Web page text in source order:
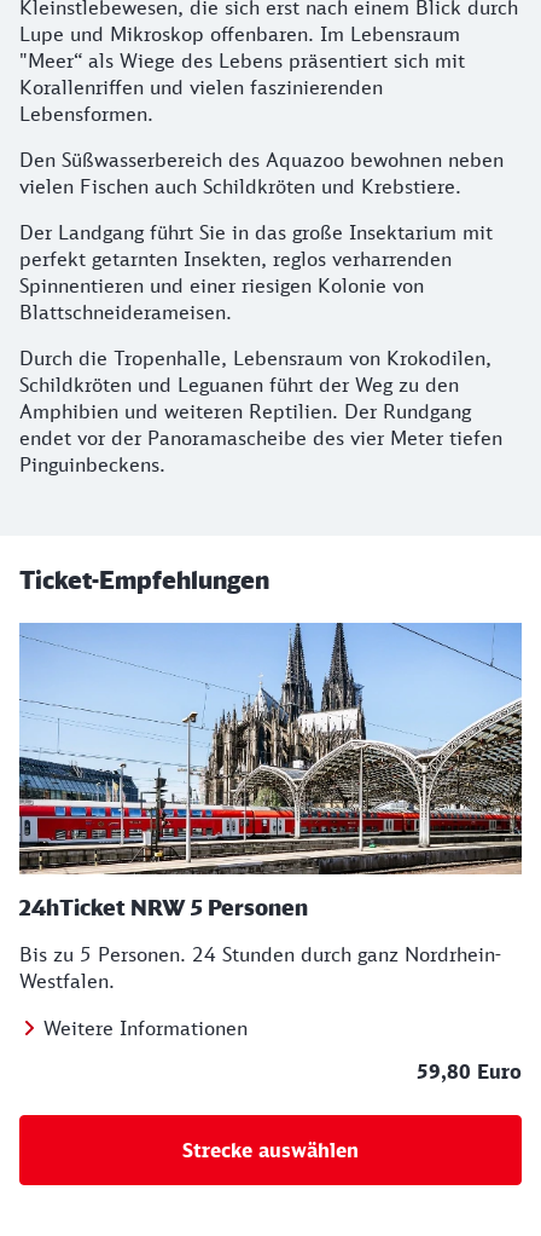
Kleinstlebewesen, die sich erst nach einem Blick durch
Lupe und Mikroskop offenbaren. Im Lebensraum
"Meer“ als Wiege des Lebens präsentiert sich mit
Korallenriffen und vielen faszinierenden
Lebensformen.
Den Süßwasserbereich des Aquazoo bewohnen neben
vielen Fischen auch Schildkröten und Krebstiere.
Der Landgang führt Sie in das große Insektarium mit
perfekt getarnten Insekten, reglos verharrenden
Spinnentieren und einer riesigen Kolonie von
Blattschneiderameisen.
Durch die Tropenhalle, Lebensraum von Krokodilen,
Schildkröten und Leguanen führt der Weg zu den
Amphibien und weiteren Reptilien. Der Rundgang
endet vor der Panoramascheibe des vier Meter tiefen
Pinguinbeckens.
Ticket-Empfehlungen
24hTicket NRW 5 Personen
Bis zu 5 Personen. 24 Stunden durch ganz Nordrhein-
Westfalen.
Weitere Informationen
59,80 Euro
Strecke auswählen